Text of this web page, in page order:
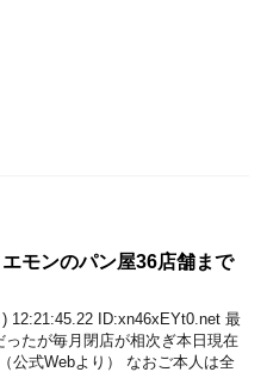
エモンのパン屋36店舗まで
12:21:45.22 ID:xn46xEYt0.net 最
ったが毎月閉店が相次ぎ本日現在
公式Webより） なおご本人は全